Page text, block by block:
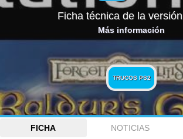
Ficha técnica de la versión
Más información
TRUCOS PS2
FICHA NOTICIAS